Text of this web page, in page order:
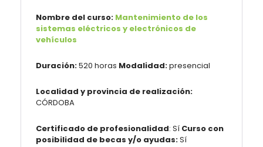
Nombre del curso: Mantenimiento de los
sistemas eléctricos y electrónicos de
vehículos
Duración:520 horas Modalidad:presencial
Localidad y provincia de realización:
CÓRDOBA
Certificado de profesionalidad: Sí Curso con
posibilidad de becas y/o ayudas:Sí